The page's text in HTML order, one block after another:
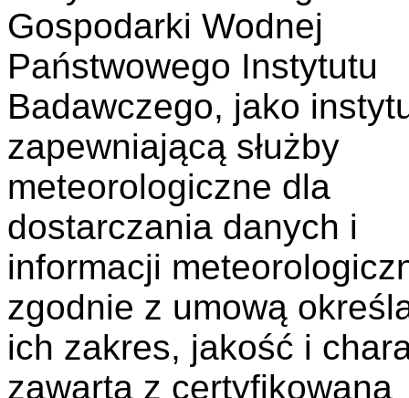
Gospodarki Wodnej
Państwowego Instytutu
Badawczego, jako
zapewniającą służby
meteorologiczne dla
dostarczania danych i
informacji
zgodnie z umową
ich zakres, jakość i
zawartą z certyfikowaną